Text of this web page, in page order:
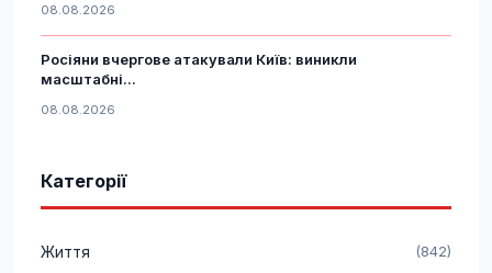
08.08.2026
Росіяни вчергове атакували Київ: виникли
масштабні...
08.08.2026
Категорії
Життя (842)